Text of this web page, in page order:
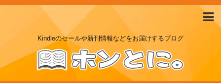
Kindleのセールや新刊情報などをお届けするブログ